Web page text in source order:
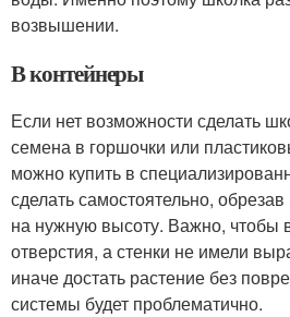
возвышении.
В контейнеры
Если нет возможности сделать
семена в горшочки или
можно купить в
сделать самостоятельно,
на нужную высоту. Важно,
отверстия, а стенки не имели
иначе достать растение без
системы будет проблематично.